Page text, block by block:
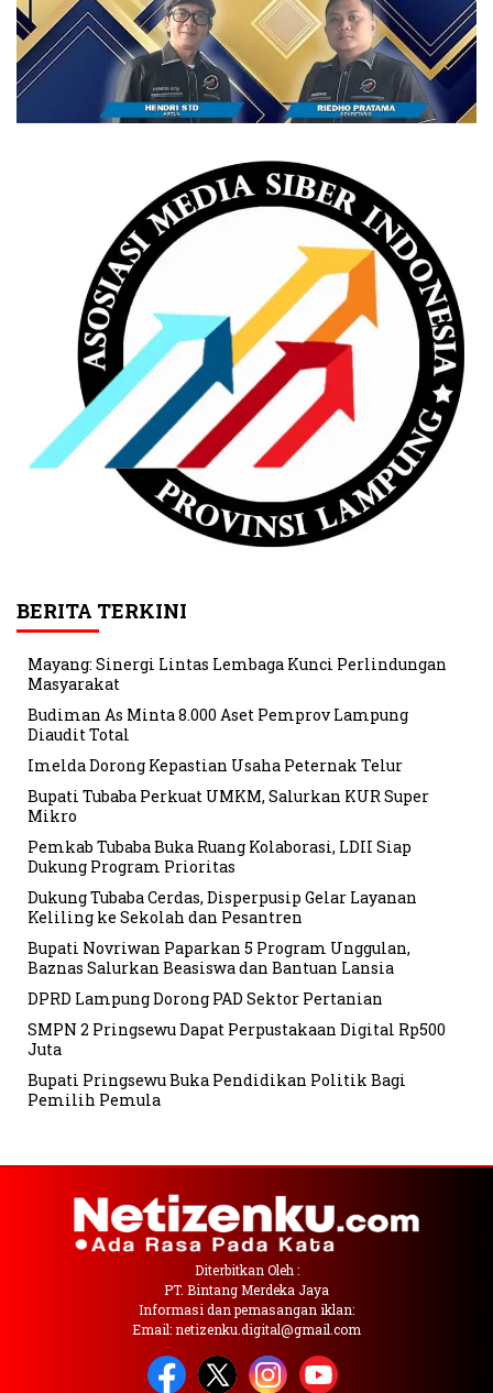
BERITA TERKINI
Mayang: Sinergi Lintas Lembaga Kunci Perlindungan
Masyarakat
Budiman As Minta 8.000 Aset Pemprov Lampung
Diaudit Total
Imelda Dorong Kepastian Usaha Peternak Telur
Bupati Tubaba Perkuat UMKM, Salurkan KUR Super
Mikro
Pemkab Tubaba Buka Ruang Kolaborasi, LDII Siap
Dukung Program Prioritas
Dukung Tubaba Cerdas, Disperpusip Gelar Layanan
Keliling ke Sekolah dan Pesantren
Bupati Novriwan Paparkan 5 Program Unggulan,
Baznas Salurkan Beasiswa dan Bantuan Lansia
DPRD Lampung Dorong PAD Sektor Pertanian
SMPN 2 Pringsewu Dapat Perpustakaan Digital Rp500
Juta
Bupati Pringsewu Buka Pendidikan Politik Bagi
Pemilih Pemula
Diterbitkan Oleh :
PT. Bintang Merdeka Jaya
Informasi dan pemasangan iklan:
Email: netizenku.digital@gmail.com